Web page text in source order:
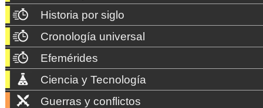
Historia por siglo
Cronología universal
Efemérides
Ciencia y Tecnología
Guerras y conflictos